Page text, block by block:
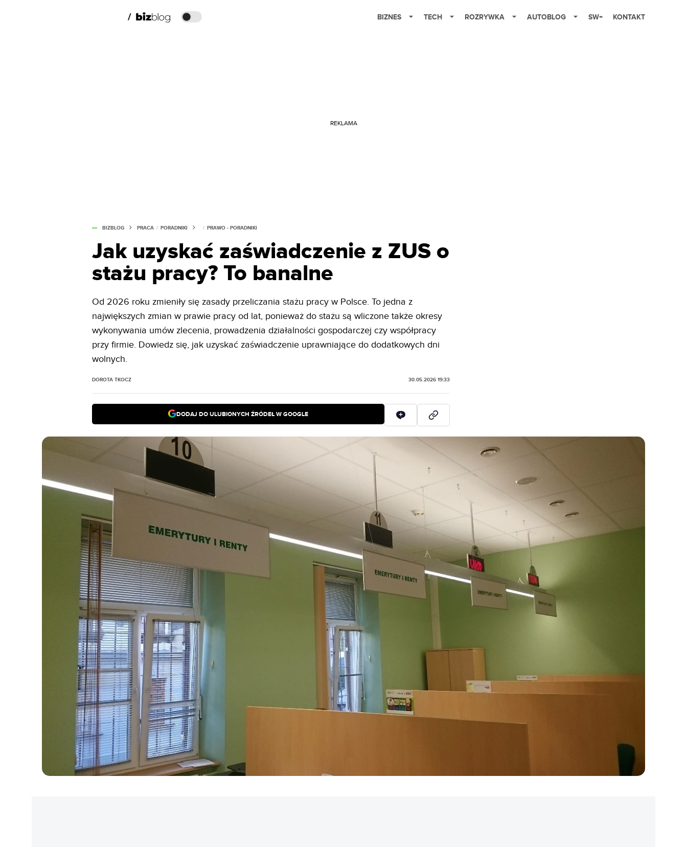
BIZNES TECH ROZRYWKA AUTOBLOG SW+ KONTAKT
REKLAMA
BIZBLOG PRACA / PORADNIKI / PRAWO - PORADNIKI
Jak uzyskać zaświadczenie z ZUS o
stażu pracy? To banalne
Od 2026 roku zmieniły się zasady przeliczania stażu pracy w Polsce. To jedna z
największych zmian w prawie pracy od lat, ponieważ do stażu są wliczone także okresy
wykonywania umów zlecenia, prowadzenia działalności gospodarczej czy współpracy
przy firmie. Dowiedz się, jak uzyskać zaświadczenie uprawniające do dodatkowych dni
wolnych.
DOROTA TKOCZ 30.05.2026 19:33
DODAJ DO ULUBIONYCH ŹRÓDEŁ W GOOGLE